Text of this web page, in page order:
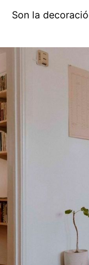
Son la